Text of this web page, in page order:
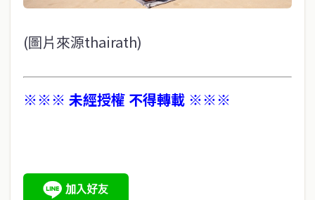
(圖片來源thairath)
※※※ 未經授權 不得轉載 ※※※